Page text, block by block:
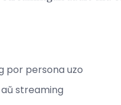
por persona uzo
streaming